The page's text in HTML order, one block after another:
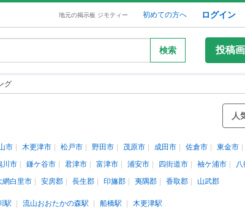
地元の掲示板 ジモティー 初めての方へ ログイン
検索 投稿
グ
人
市 木更津市 松戸市 野田市 茂原市 成田市 佐倉市 東金市
川市 鎌ケ谷市 君津市 富津市 浦安市 四街道市 袖ケ浦市
網白里市 安房郡 長生郡 印旛郡 夷隅郡 香取郡 山武郡
駅 流山おおたかの森駅 船橋駅
木更津駅